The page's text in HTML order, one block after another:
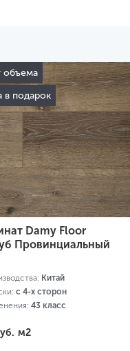
объема
в подарок
Damy Floor
Провинциальный
Китай
с 4-х сторон
43 класс
м2